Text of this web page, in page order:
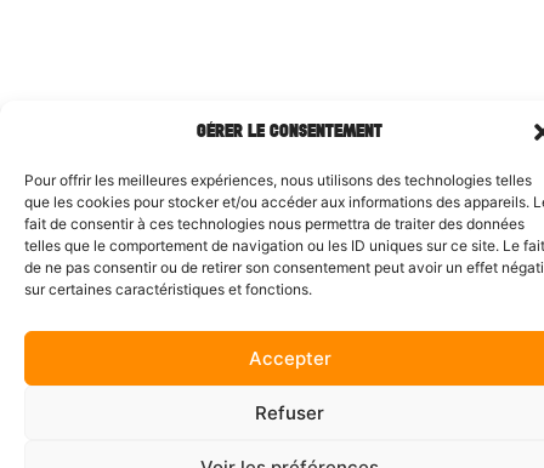
GÉRER LE CONSENTEMENT
Pour offrir les meilleures expériences, nous utilisons des technologies telles
que les cookies pour stocker et/ou accéder aux informations des appareils.
fait de consentir à ces technologies nous permettra de traiter des données
telles que le comportement de navigation ou les ID uniques sur ce site. Le fait
de ne pas consentir ou de retirer son consentement peut avoir un effet
sur certaines caractéristiques et fonctions.
Accepter
Refuser